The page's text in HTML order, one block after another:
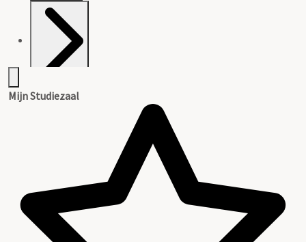
Mijn Studiezaal